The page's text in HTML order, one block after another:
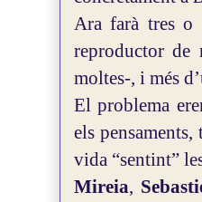
Ara farà tres o
reproductor de
moltes-, i més
El problema
els
vida “sentint”
Mireia,